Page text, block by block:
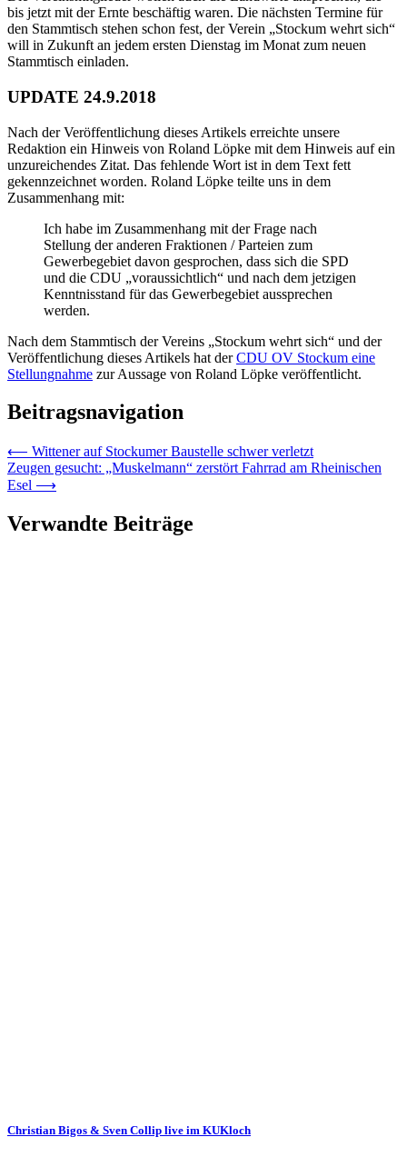
bis jetzt mit der Ernte beschäftig waren. Die nächsten Termine für
den Stammtisch stehen schon fest, der Verein „Stockum wehrt sich“
will in Zukunft an jedem ersten Dienstag im Monat zum neuen
Stammtisch einladen.
UPDATE 24.9.2018
Nach der Veröffentlichung dieses Artikels erreichte unsere
Redaktion ein Hinweis von Roland Löpke mit dem Hinweis auf ein
unzureichendes Zitat. Das fehlende Wort ist in dem Text fett
gekennzeichnet worden. Roland Löpke teilte uns in dem
Zusammenhang mit:
Ich habe im Zusammenhang mit der Frage nach
Stellung der anderen Fraktionen / Parteien zum
Gewerbegebiet davon gesprochen, dass sich die SPD
und die CDU „voraussichtlich“ und nach dem jetzigen
Kenntnisstand für das Gewerbegebiet aussprechen
werden.
Nach dem Stammtisch der Vereins „Stockum wehrt sich“ und der
Veröffentlichung dieses Artikels hat derCDU OV Stockum eine
Stellungnahme zur Aussage von Roland Löpke veröffentlicht.
Beitragsnavigation
⟵ Wittener auf Stockumer Baustelle schwer verletzt
Zeugen gesucht: „Muskelmann“ zerstört Fahrrad am Rheinischen
Esel ⟶
Verwandte Beiträge
Christian Bigos & Sven Collip live im KUKloch